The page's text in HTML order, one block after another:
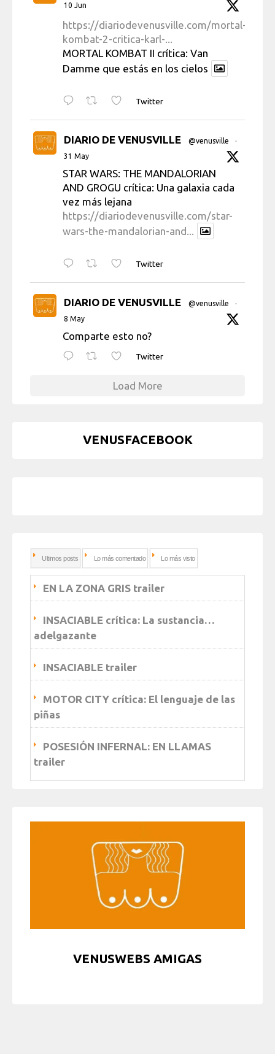
10 Jun
https://diariodevenusville.com/mortal-
kombat-2-critica-karl-...
MORTAL KOMBAT II crítica: Van
Damme que estás en los cielos
Twitter
DIARIO DE VENUSVILLE @venusville
·
31 May
STAR WARS: THE MANDALORIAN
AND GROGU crítica: Una galaxia cada
vez más lejana
https://diariodevenusville.com/star-
wars-the-mandalorian-and...
Twitter
DIARIO DE VENUSVILLE @venusville
·
8 May
Comparte esto no?
Twitter
Load More
VENUSFACEBOOK
Ultimos posts Lo más comentado Lo más visto
EN LA ZONA GRIS trailer
INSACIABLE crítica: La sustancia…
adelgazante
INSACIABLE trailer
MOTOR CITY crítica: El lenguaje de las
piñas
POSESIÓN INFERNAL: EN LLAMAS
trailer
VENUSWEBS AMIGAS